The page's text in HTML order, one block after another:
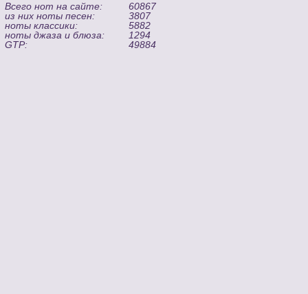
Всего нот на сайте:
60867
из них ноты песен:
3807
ноты классики:
5882
ноты джаза и блюза:
1294
GTP:
49884